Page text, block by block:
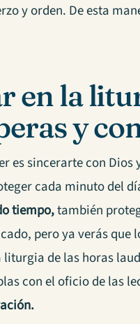
y orden. De esta
en la
y
es sincerarte con
cada minuto del
tiempo,también
pero ya verás que
de las horas
con el oficio de las